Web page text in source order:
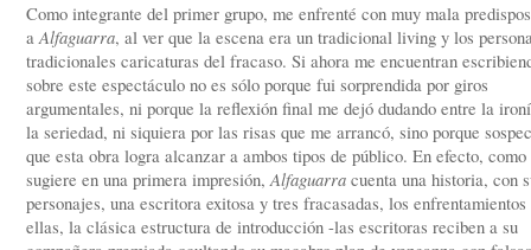
Como integrante del primer grupo, me enfrenté con muy mala
aAlfaguarra, al ver que la escena era un tradicional living y los
tradicionales caricaturas del fracaso. Si ahora me encuentran
sobre este espectáculo no es sólo porque fui sorprendida por giros
argumentales, ni porque la reflexión final me dejó dudando entre la
la seriedad, ni siquiera por las risas que me arrancó, sino porque
que esta obra logra alcanzar a ambos tipos de público. En efecto, como
sugiere en una primera impresión,Alfaguarra cuenta una historia, con
personajes, una escritora exitosa y tres fracasadas, los enfrentamientos
ellas, la clásica estructura de introducción -las escritoras reciben a su